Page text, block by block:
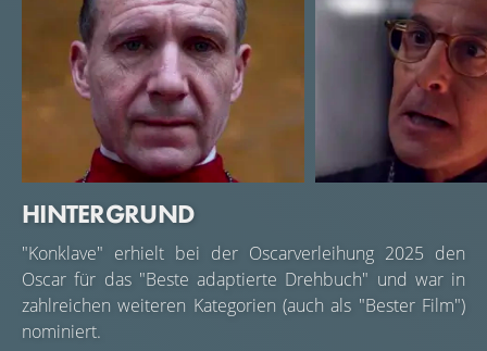
Ralph Fiennes
Cardinal Lawrence Cardinal Bellini
HINTERGRUND
"Konklave" erhielt bei der Oscarverleihung 2025 den
Oscar für das "Beste adaptierte Drehbuch" und war in
zahlreichen weiteren Kategorien (auch als "Bester Film")
nominiert.